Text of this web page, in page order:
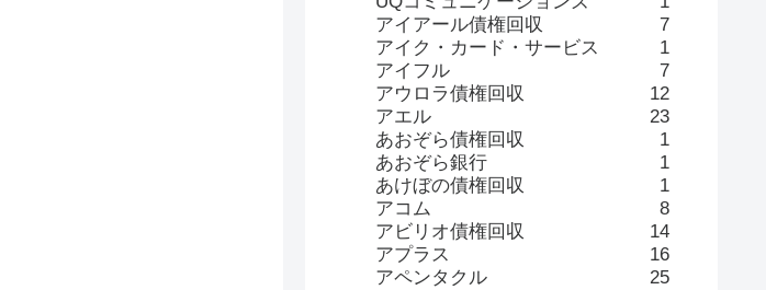
アイアール債権回収
7
アイク・カード・サービス
1
アイフル
7
アウロラ債権回収
12
アエル
23
あおぞら債権回収
1
あおぞら銀行
1
あけぼの債権回収
1
アコム
8
アビリオ債権回収
14
アプラス
16
アペンタクル
25